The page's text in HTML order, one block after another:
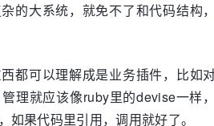
的大系统，就免不了和代码结构
都可以理解成是业务插件，比如
理就应该像ruby里的devise一样
如果代码里引用，调用就好了。